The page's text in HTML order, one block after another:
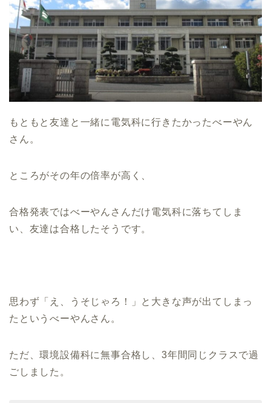
もともと友達と一緒に電気科に行きたかったべーやん
さん。
ところがその年の倍率が高く、
合格発表ではべーやんさんだけ電気科に落ちてしま
い、友達は合格したそうです。
思わず「え、うそじゃろ！」と大きな声が出てしまっ
たというべーやんさん。
ただ、環境設備科に無事合格し、3年間同じクラスで過
ごしました。